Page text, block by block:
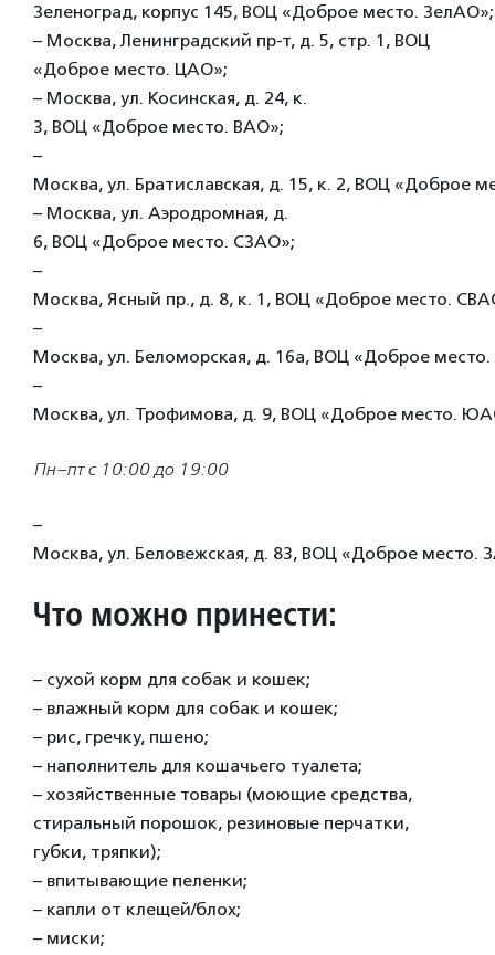
Зеленоград, корпус 145, ВОЦ «Доброе место. ЗелАО»;
– Москва, Ленинградский пр-т, д. 5, стр. 1, ВОЦ
«Доброе место. ЦАО»;
– Москва, ул. Косинская, д. 24, к.
3, ВОЦ «Доброе место. ВАО»;
–
Москва, ул. Братиславская, д. 15, к. 2, ВОЦ «Доброе
– Москва, ул. Аэродромная, д.
6, ВОЦ «Доброе место. СЗАО»;
–
Москва, Ясный пр., д. 8, к. 1, ВОЦ «Доброе место.
–
Москва, ул. Беломорская, д. 16а, ВОЦ «Доброе место.
–
Москва, ул. Трофимова, д. 9, ВОЦ «Доброе место.
Пн–пт с 10:00 до 19:00
–
Москва, ул. Беловежская, д. 83, ВОЦ «Доброе место.
Что можно принести:
– сухой корм для собак и кошек;
– влажный корм для собак и кошек;
– рис, гречку, пшено;
– наполнитель для кошачьего туалета;
– хозяйственные товары (моющие средства,
стиральный порошок, резиновые перчатки,
губки, тряпки);
– впитывающие пеленки;
– капли от клещей/блох;
– миски;